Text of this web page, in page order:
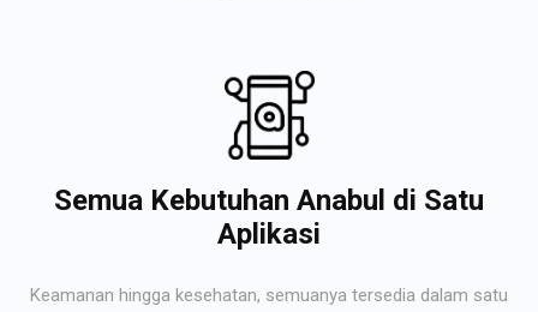
Semua Kebutuhan Anabul di Satu
Aplikasi
Keamanan hingga kesehatan, semuanya tersedia dalam satu